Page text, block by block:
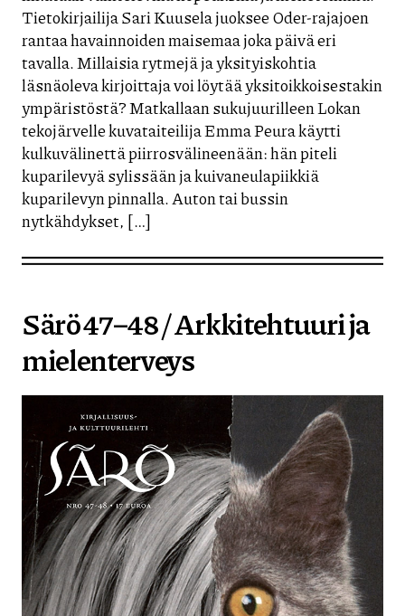
Tietokirjailija Sari Kuusela juoksee Oder-rajajoen
rantaa havainnoiden maisemaa joka päivä eri
tavalla. Millaisia rytmejä ja yksityiskohtia
läsnäoleva kirjoittaja voi löytää yksitoikkoisestakin
ympäristöstä? Matkallaan sukujuurilleen Lokan
tekojärvelle kuvataiteilija Emma Peura käytti
kulkuvälinettä piirrosvälineenään: hän piteli
kuparilevyä sylissään ja kuivaneulapiikkiä
kuparilevyn pinnalla. Auton tai bussin
nytkähdykset, […]
Särö 47–48 / Arkkitehtuuri ja
mielenterveys